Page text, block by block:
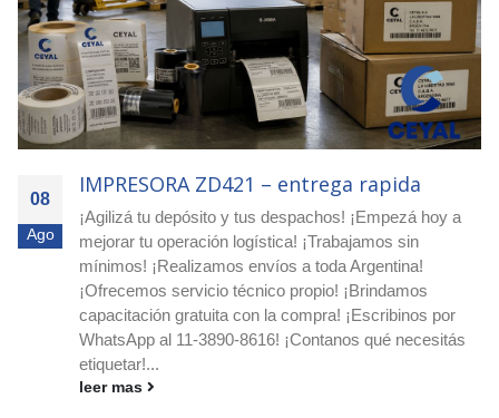
08
Ago
IMPRESORA ZD421 – Compra inteligente
¡Escribinos por WhatsApp al 11-3890-8616! ¡Pedí
asesoramiento y presupuesto sin cargo! ¡Realizamos
envíos a todo el país! ¡Protegé tus productos y envíos
con etiquetas de seguridad VOID! Etiquetas VOID para
detectar aperturas En CEYAL comercializamos
etiquetas VOID de alta seguridad....
leer mas